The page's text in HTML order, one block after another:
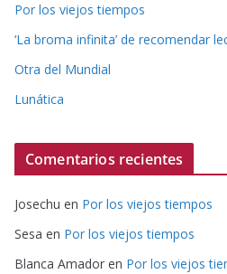
Por los viejos tiempos
‘La broma infinita’ de recomendar
Otra del Mundial
Lunática
Comentarios recientes
Josechu en Por los viejos tiempos
Sesa en Por los viejos tiempos
Blanca Amador en Por los viejos